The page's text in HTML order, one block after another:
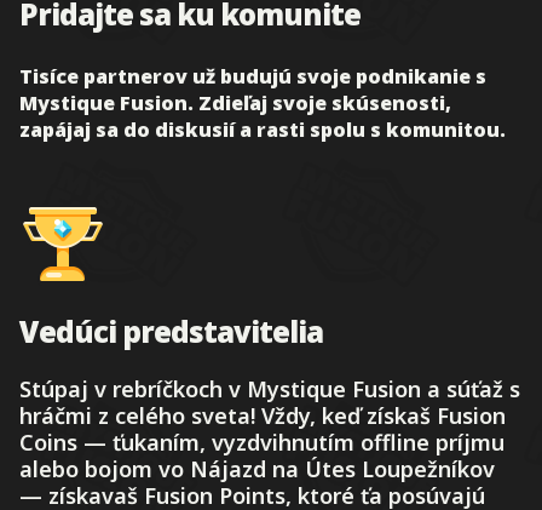
Pridajte sa ku komunite
Tisíce partnerov už budujú svoje podnikanie s
Mystique Fusion. Zdieľaj svoje skúsenosti,
zapájaj sa do diskusií a rasti spolu s komunitou.
Vedúci predstavitelia
Stúpaj v rebríčkoch v Mystique Fusion a súťaž s
hráčmi z celého sveta! Vždy, keď získaš Fusion
Coins — ťukaním, vyzdvihnutím offline príjmu
alebo bojom vo Nájazd na Útes Loupežníkov
— získavaš Fusion Points, ktoré ťa posúvajú